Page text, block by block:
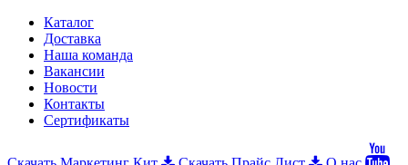
Каталог
Доставка
Наша команда
Вакансии
Новости
Контакты
Сертификаты